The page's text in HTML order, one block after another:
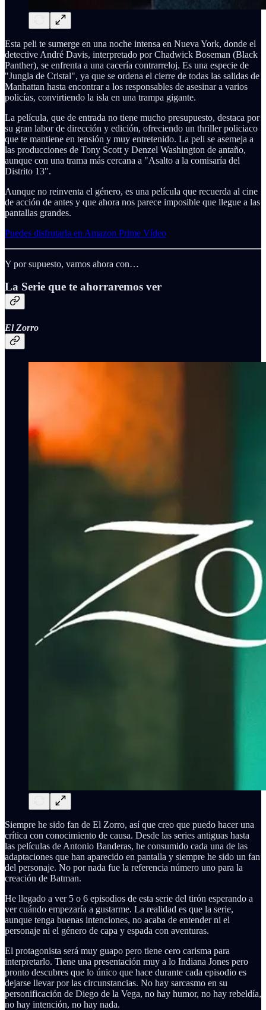
Esta peli te sumerge en una noche intensa en Nueva York, donde el
detective André Davis, interpretado por Chadwick Boseman (Black
Panther), se enfrenta a una cacería contrarreloj. Es una especie de
"Jungla de Cristal", ya que se ordena el cierre de todas las salidas de
Manhattan hasta encontrar a los responsables de asesinar a varios
policías, convirtiendo la isla en una trampa gigante.
La película, que de entrada no tiene mucho presupuesto, destaca por
su gran labor de dirección y edición, ofreciendo un thriller policiaco
que te mantiene en tensión y muy entretenido. La peli se asemeja a
las producciones de Tony Scott y Denzel Washington de antaño,
aunque con una trama más cercana a "Asalto a la comisaría del
Distrito 13".
Aunque no reinventa el género, es una película que recuerda al cine
de acción de antes y que ahora nos parece imposible que llegue a las
pantallas grandes.
Puedes disfrutarla en Amazon Prime Vídeo
Y por supuesto, vamos ahora con…
La Serie que te ahorraremos ver
El Zorro
Siempre he sido fan de El Zorro, así que creo que puedo hacer una
crítica con conocimiento de causa. Desde las series antiguas hasta
las películas de Antonio Banderas, he consumido cada una de las
adaptaciones que han aparecido en pantalla y siempre he sido un fan
del personaje. No por nada fue la referencia número uno para la
creación de Batman.
He llegado a ver 5 o 6 episodios de esta serie del tirón esperando a
ver cuándo empezaría a gustarme. La realidad es que la serie,
aunque tenga buenas intenciones, no acaba de entender ni el
personaje ni el género de capa y espada con aventuras.
El protagonista será muy guapo pero tiene cero carisma para
interpretarlo. Tiene una presentación muy a lo Indiana Jones pero
pronto descubres que lo único que hace durante cada episodio es
dejarse llevar por las circunstancias. No hay sarcasmo en su
personificación de Diego de la Vega, no hay humor, no hay rebeldía,
no hay intención, no hay nada.